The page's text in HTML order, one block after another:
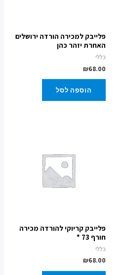
פלייבק למכירה הורדה ירושלים
האחרת יזהר כהן
כללי
₪68.00
הוספה לסל
פלייבק קריוקי להורדה מכירה
חורף 73 *
כללי
₪68.00